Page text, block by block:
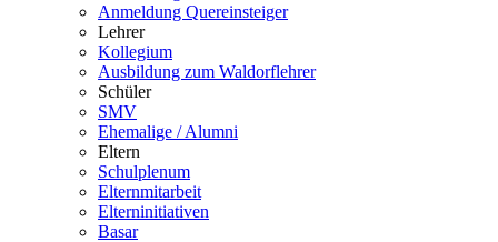
Anmeldung Quereinsteiger
Lehrer
Kollegium
Ausbildung zum Waldorflehrer
Schüler
SMV
Ehemalige / Alumni
Eltern
Schulplenum
Elternmitarbeit
Elterninitiativen
Basar